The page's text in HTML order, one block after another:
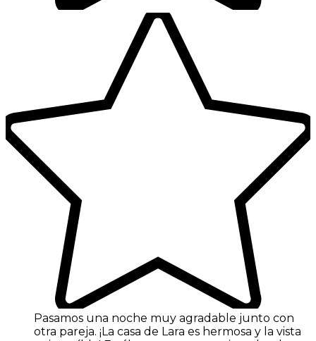
Pasamos una noche muy agradable junto con
otra pareja. ¡La casa de Lara es hermosa y la vista